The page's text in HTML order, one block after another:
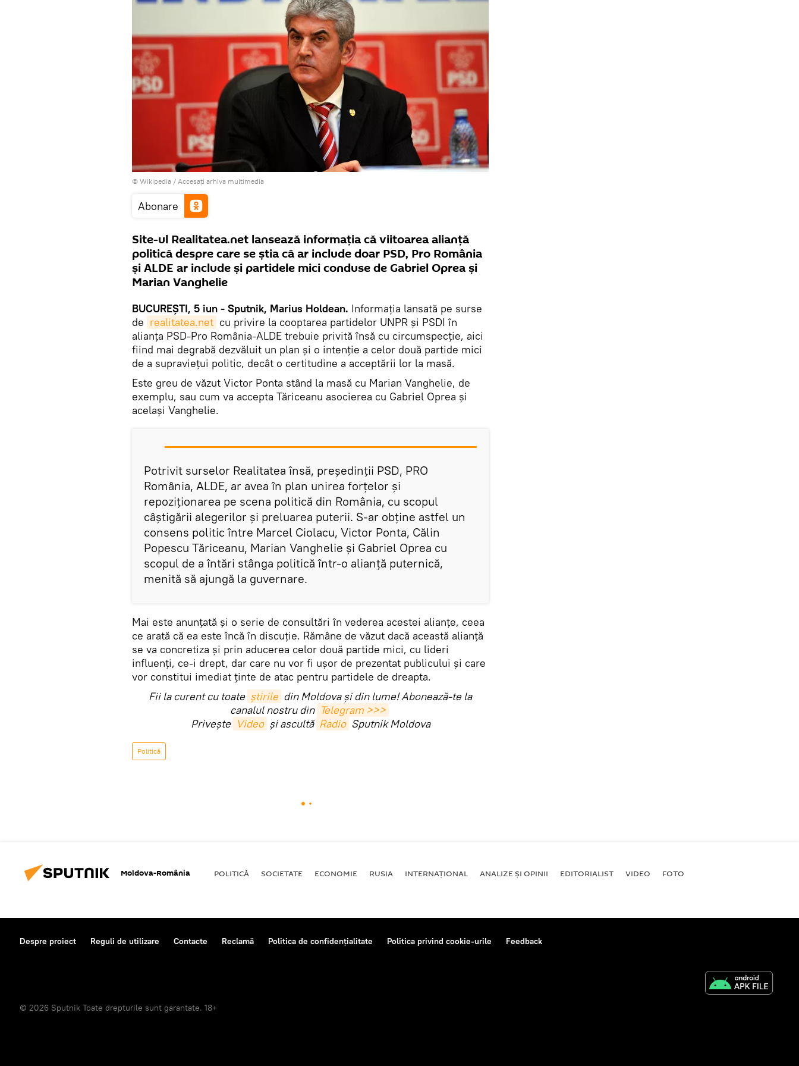
© Wikipedia / Accesați arhiva multimedia
Abonare
Site-ul Realitatea.net lansează informația că viitoarea alianță
politică despre care se știa că ar include doar PSD, Pro România
și ALDE ar include și partidele mici conduse de Gabriel Oprea și
Marian Vanghelie
BUCUREȘTI, 5 iun - Sputnik, Marius Holdean. Informația lansată pe surse
de realitatea.net cu privire la cooptarea partidelor UNPR și PSDI în
alianța PSD-Pro România-ALDE trebuie privită însă cu circumspecție, aici
fiind mai degrabă dezvăluit un plan și o intenție a celor două partide mici
de a supraviețui politic, decât o certitudine a acceptării lor la masă.
Este greu de văzut Victor Ponta stând la masă cu Marian Vanghelie, de
exemplu, sau cum va accepta Tăriceanu asocierea cu Gabriel Oprea și
același Vanghelie.
Potrivit surselor Realitatea însă, președinții PSD, PRO
România, ALDE, ar avea în plan unirea forțelor și
repoziționarea pe scena politică din România, cu scopul
câștigării alegerilor și preluarea puterii. S-ar obține astfel un
consens politic între Marcel Ciolacu, Victor Ponta, Călin
Popescu Tăriceanu, Marian Vanghelie și Gabriel Oprea cu
scopul de a întări stânga politică într-o alianță puternică,
menită să ajungă la guvernare.
Mai este anunțată și o serie de consultări în vederea acestei alianțe, ceea
ce arată că ea este încă în discuție. Rămâne de văzut dacă această alianță
se va concretiza și prin aducerea celor două partide mici, cu lideri
influenți, ce-i drept, dar care nu vor fi ușor de prezentat publicului și care
vor constitui imediat ținte de atac pentru partidele de dreapta.
Fii la curent cu toate știrile din Moldova și din lume! Abonează-te la
canalul nostru din Telegram >>>
Privește Video și ascultă Radio Sputnik Moldova
Politică
Moldova-România POLITICĂ SOCIETATE ECONOMIE RUSIA INTERNAŢIONAL ANALIZE ȘI OPINII EDITORIALIST VIDEO FOTO
Despre proiect Reguli de utilizare Contacte Reclamă Politica de confidențialitate Politica privind cookie-urile Feedback
© 2026 Sputnik Toate drepturile sunt garantate. 18+